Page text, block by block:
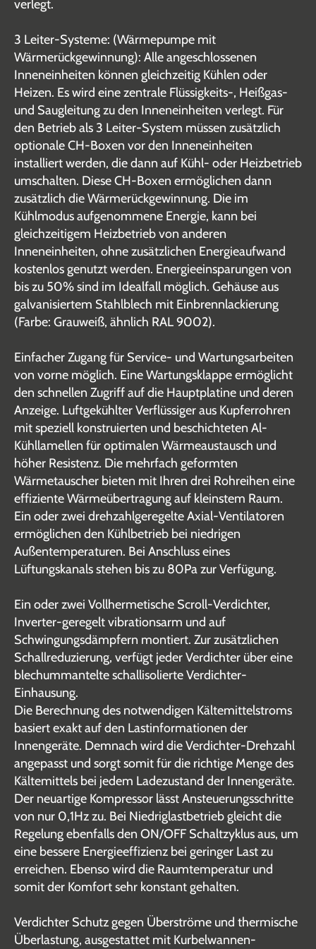
verlegt.
3 Leiter-Systeme: (Wärmepumpe mit
Wärmerückgewinnung): Alle angeschlossenen
Inneneinheiten können gleichzeitig Kühlen oder
Heizen. Es wird eine zentrale Flüssigkeits-, Heißgas-
und Saugleitung zu den Inneneinheiten verlegt. Für
den Betrieb als 3 Leiter-System müssen zusätzlich
optionale CH-Boxen vor den Inneneinheiten
installiert werden, die dann auf Kühl- oder Heizbetrieb
umschalten. Diese CH-Boxen ermöglichen dann
zusätzlich die Wärmerückgewinnung. Die im
Kühlmodus aufgenommene Energie, kann bei
gleichzeitigem Heizbetrieb von anderen
Inneneinheiten, ohne zusätzlichen Energieaufwand
kostenlos genutzt werden. Energieeinsparungen von
bis zu 50% sind im Idealfall möglich. Gehäuse aus
galvanisiertem Stahlblech mit Einbrennlackierung
(Farbe: Grauweiß, ähnlich RAL 9002).
Einfacher Zugang für Service- und Wartungsarbeiten
von vorne möglich. Eine Wartungsklappe ermöglicht
den schnellen Zugriff auf die Hauptplatine und deren
Anzeige. Luftgekühlter Verflüssiger aus Kupferrohren
mit speziell konstruierten und beschichteten Al-
Kühllamellen für optimalen Wärmeaustausch und
höher Resistenz. Die mehrfach geformten
Wärmetauscher bieten mit Ihren drei Rohreihen eine
effiziente Wärmeübertragung auf kleinstem Raum.
Ein oder zwei drehzahlgeregelte Axial-Ventilatoren
ermöglichen den Kühlbetrieb bei niedrigen
Außentemperaturen. Bei Anschluss eines
Lüftungskanals stehen bis zu 80Pa zur Verfügung.
Ein oder zwei Vollhermetische Scroll-Verdichter,
Inverter-geregelt vibrationsarm und auf
Schwingungsdämpfern montiert. Zur zusätzlichen
Schallreduzierung, verfügt jeder Verdichter über eine
blechummantelte schallisolierte Verdichter-
Einhausung.
Die Berechnung des notwendigen Kältemittelstroms
basiert exakt auf den Lastinformationen der
Innengeräte. Demnach wird die Verdichter-Drehzahl
angepasst und sorgt somit für die richtige Menge des
Kältemittels bei jedem Ladezustand der Innengeräte.
Der neuartige Kompressor lässt Ansteuerungsschritte
von nur 0,1Hz zu. Bei Niedriglastbetrieb gleicht die
Regelung ebenfalls den ON/OFF Schaltzyklus aus, um
eine bessere Energieeffizienz bei geringer Last zu
erreichen. Ebenso wird die Raumtemperatur und
somit der Komfort sehr konstant gehalten.
Verdichter Schutz gegen Überströme und thermische
Überlastung, ausgestattet mit Kurbelwannen-